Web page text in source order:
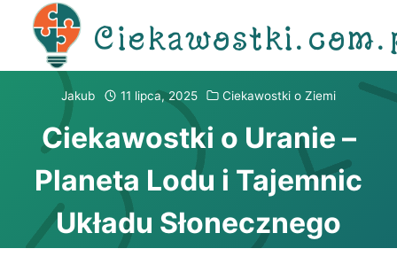
Przejdź
Jakub 11 lipca, 2025 Ciekawostki o Ziemi
Ciekawostki o Uranie –
Planeta Lodu i Tajemnic
Układu Słonecznego